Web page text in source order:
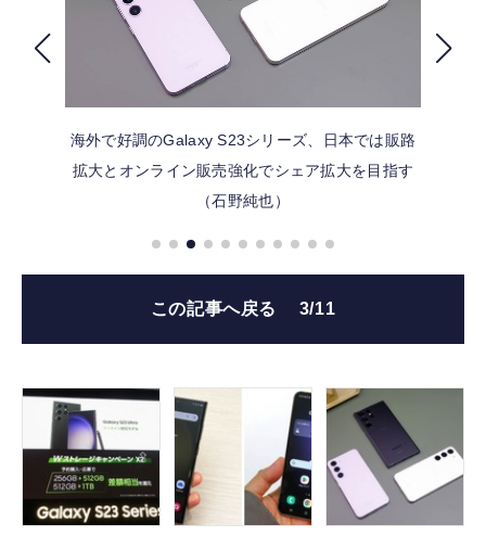
FOLLOW US
海外で好調のGalaxy S23シリーズ、日本では販路
拡大とオンライン販売強化でシェア拡大を目指す
（石野純也）
この記事へ戻る 3/11